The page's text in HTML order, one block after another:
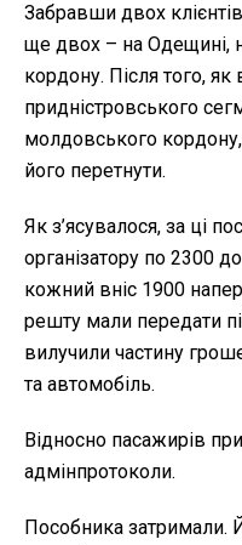
Забравши двох
ще двох – на Одещині,
кордону. Після того, як
придністровського
молдовського
його перетнути.
Як з’ясувалося, за ці
організатору по 2300
кожний вніс 1900
решту мали передати
вилучили частину
та автомобіль.
Відносно пасажирів
адмінпротоколи.
Пособника затримали.